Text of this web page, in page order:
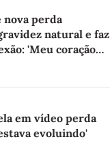
nova perda
natural e faz
'Meu coração
em vídeo perda
evoluindo'